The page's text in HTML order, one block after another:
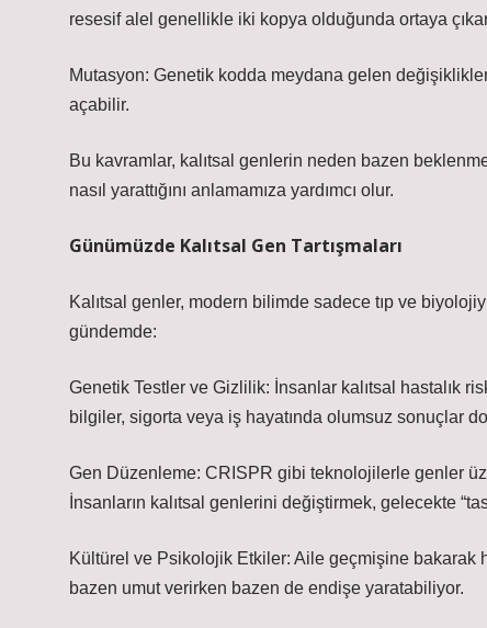
resesif alel genellikle iki kopya olduğunda ortaya
Mutasyon: Genetik kodda meydana gelen
açabilir.
Bu kavramlar, kalıtsal genlerin neden bazen
nasıl yarattığını anlamamıza yardımcı olur.
Günümüzde Kalıtsal Gen Tartışmaları
Kalıtsal genler, modern bilimde sadece tıp ve
gündemde:
Genetik Testler ve Gizlilik: İnsanlar kalıtsal hastalık
bilgiler, sigorta veya iş hayatında olumsuz sonuçlar
Gen Düzenleme: CRISPR gibi teknolojilerle genler
İnsanların kalıtsal genlerini değiştirmek, gelecekte
Kültürel ve Psikolojik Etkiler: Aile geçmişine bakarak
bazen umut verirken bazen de endişe yaratabiliyor.